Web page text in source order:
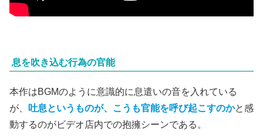
息を吹き込む行為の官能
本作はBGMのように意識的に息遣いの音を入れている
が、
吐息というものが、こうも官能を呼び起こすのかと感
動するのがビデオ店内での抱擁シーンである。